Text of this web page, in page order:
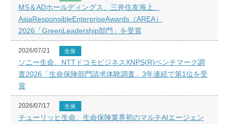
MS＆ADホールディングス、三井住友海上、
AsiaResponsibleEnterpriseAwards（AREA）
2026「GreenLeadership部門」を受賞
2026/07/21 生保
ソニー生命、NTTドコモビジネスXNPS(R)ベンチマーク調
査2026「生命保険部門請求体験調査」3年連続で第1位を受
賞
2026/07/17 生保
チューリッヒ生命、生命保険業界初のマルチAIエージェン